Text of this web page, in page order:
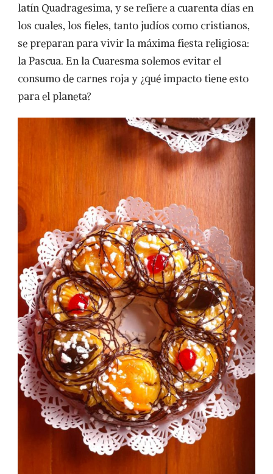
CREMA
PASTELERA
DE
COCO
latín Quadragesima, y se refiere a cuarenta días en
los cuales, los fieles, tanto judíos como cristianos,
se preparan para vivir la máxima fiesta religiosa:
la Pascua. En la Cuaresma solemos evitar el
consumo de carnes roja y ¿qué impacto tiene esto
para el planeta?